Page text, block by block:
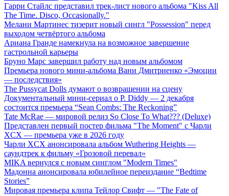
Гарри Стайлс представил трек-лист нового альбома "Kiss All
The Time. Disco, Occasionally."
Мелани Мартинес тизерит новый сингл "Possession" перед
выходом четвёртого альбома
Ариана Гранде намекнула на возможное завершение
гастрольной карьеры
Бруно Марс завершил работу над новым альбомом
Премьера нового мини-альбома Вани Дмитриенко «Эмоции
— последствия»
The Pussycat Dolls думают о возвращении на сцену
Документальный мини-сериал о P. Diddy — 2 декабря
состоится премьера “Sean Combs: The Reckoning”
Tate McRae — мировой релиз So Close To What??? (Deluxe)
Представлен первый постер фильма "The Moment" с Чарли
XCX — премьера уже в 2026 году
Чарли XCX анонсировала альбом Wuthering Heights —
саундтрек к фильму «Грозовой перевал»
MIKA вернулся с новым синглом "Modern Times"
Мадонна анонсировала юбилейное переиздание “Bedtime
Stories”
Мировая премьера клипа Тейлор Свифт — "The Fate of